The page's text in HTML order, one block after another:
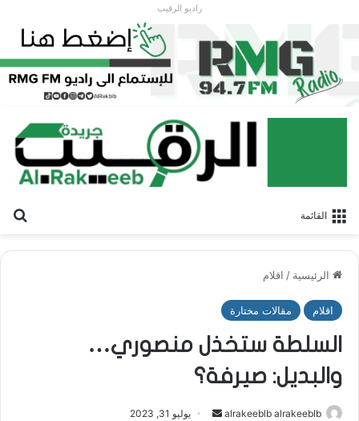
راديو الرقيب
القائمة
الرئيسية / اقلام
اقلام مقالات مختارة
السلطة ستخذل منصوري…
والبديل: صيرفة؟
alrakeeblb alrakeeblb يوليو 31, 2023